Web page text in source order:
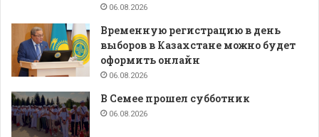
06.08.2026
Временную регистрацию в день
выборов в Казахстане можно будет
оформить онлайн
06.08.2026
В Семее прошел субботник
06.08.2026